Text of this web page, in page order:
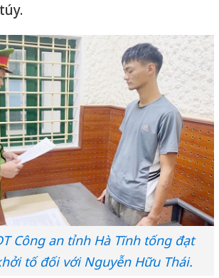
Công an tỉnh Hà Tĩnh tống đạt
tố đối với Nguyễn Hữu Thái.